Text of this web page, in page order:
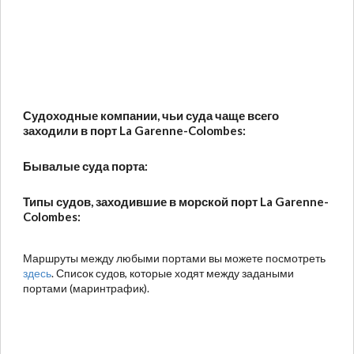
Судоходные компании, чьи суда чаще всего
заходили в порт La Garenne-Colombes:
Бывалые суда порта:
Типы судов, заходившие в морской порт La Garenne-
Colombes:
Маршруты между любыми портами вы можете посмотреть
здесь. Список судов, которые ходят между задаными
портами (маринтрафик).